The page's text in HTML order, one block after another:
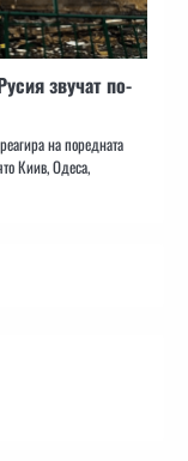
звучат по-
на поредната
Киив, Одеса,